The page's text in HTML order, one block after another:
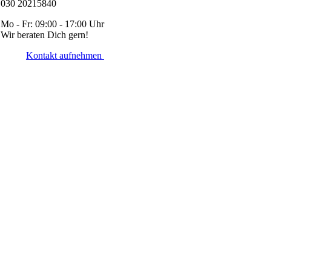
030 20215840
Mo - Fr: 09:00 - 17:00 Uhr
Wir beraten Dich gern!
Kontakt aufnehmen